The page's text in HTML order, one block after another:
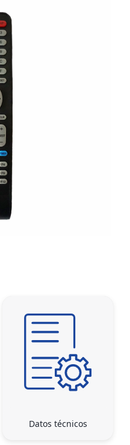
Datos técnicos